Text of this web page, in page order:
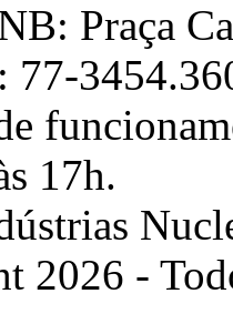
Praça
77-
17h.
2026 -